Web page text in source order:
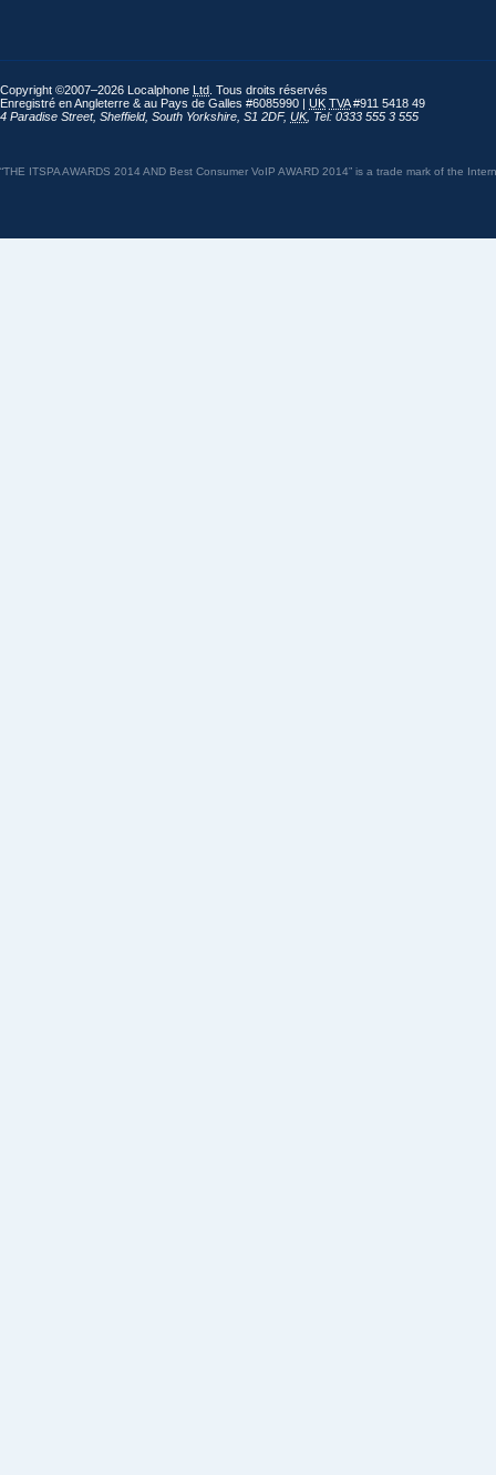
Copyright ©2007–2026 Localphone Ltd . Tous droits réservés
Enregistré en Angleterre & au Pays de Galles #6085990 | UK TVA#911 5418 49
4 Paradise Street, Sheffield, South Yorkshire S1 2DF, UK, Tel: 0333 555 3 555
“THE ITSPA AWARDS 2014 AND Best Consumer VoIP AWARD 2014” is a trade mark of the